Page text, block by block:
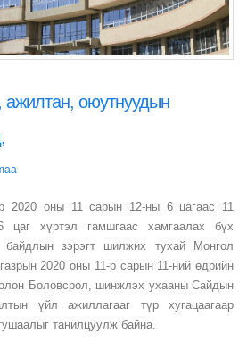
ажилтан, оюутнуудын
2020 оны 11 сарын 12-ны 6 цагаас 11
хүртэл гамшгаас хамгаалах бүх
байдлын зэрэгт шилжих тухай Монгол
2020 оны 11-р сарын 11-ний өдрийн
Боловсрол, шинжлэх ухааны Сайдын
үйл ажиллагааг түр хугацаагаар
танилцуулж байна.